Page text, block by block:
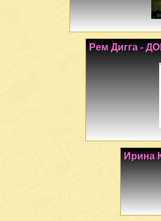
Рем Дигга -
Ирина